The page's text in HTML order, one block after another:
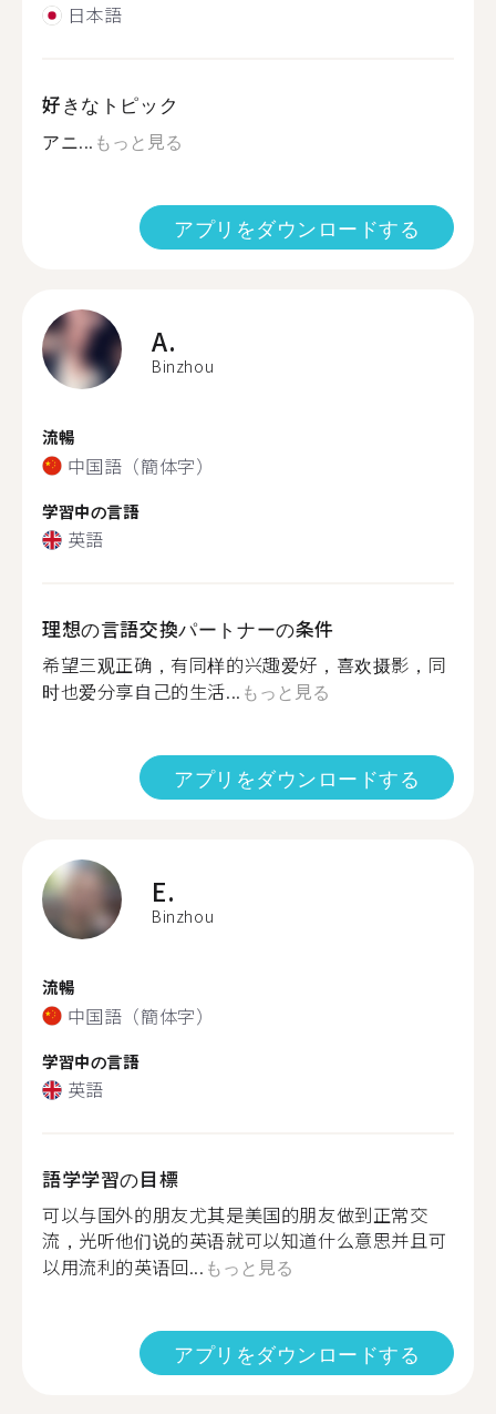
日本語
好きなトピック
アニ... もっと見る
アプリをダウンロードする
A.
Binzhou
流暢
中国語（簡体字）
学習中の言語
英語
理想の言語交換パートナーの条件
希望三观正确，有同样的兴趣爱好，喜欢摄影，同
时也爱分享自己的生活... もっと見る
アプリをダウンロードする
E.
Binzhou
流暢
中国語（簡体字）
学習中の言語
英語
語学学習の目標
可以与国外的朋友尤其是美国的朋友做到正常交
流，光听他们说的英语就可以知道什么意思并且可
以用流利的英语回... もっと見る
アプリをダウンロードする